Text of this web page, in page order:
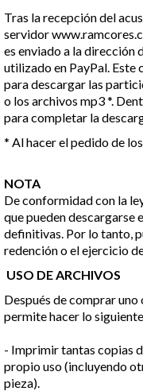
Tras la recepción del
servidor
es enviado a la dirección
utilizado en PayPal. Este
para descargar las
o los archivos mp3 *.
para completar la
* Al hacer el pedido de
NOTA
De conformidad con la
que pueden
definitivas. Por lo tanto,
redención o el ejercicio
USO DE ARCHIVOS
Después de comprar
permite hacer lo siguiente
- Imprimir tantas copias
propio uso (incluyendo
pieza).